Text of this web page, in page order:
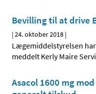
Bevilling til at drive
|24. oktober 2018 |
Lægemiddelstyrelsen
meddelt Kerly Maire
Asacol 1600 mg